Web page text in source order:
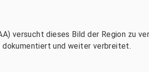
versucht dieses Bild der Region zu
und weiter verbreitet.